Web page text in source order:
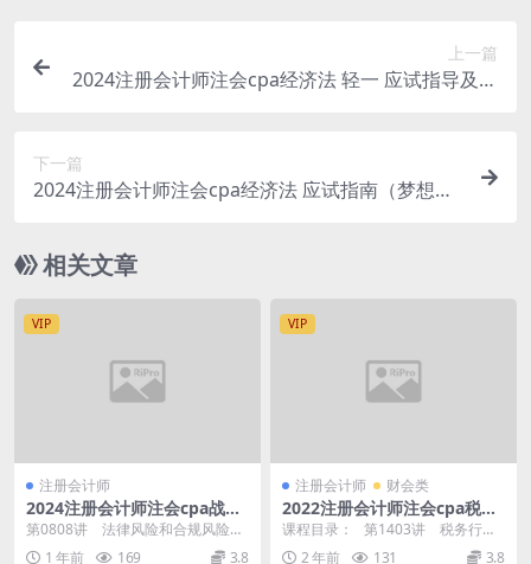
上一篇
2024注册会计师注会cpa经济法 轻一 应试指导及经
下一篇
2024注册会计师注会cpa经济法 应试指南（梦想成
相关文章
VIP
注册会计师
2024注册会计师注会cpa战略
基础精讲-杨波
第0808讲 法律风险和合规风险与
应对.mp4 第0807讲 业务外包、
1 年前 169 3.8
VIP
注册会计师 财会类
2022注册会计师注会cpa税法
基础精讲班-奚卫华
课程目录： 第1403讲 税务行政
复议证据、审查和决定、和解与调
2 年前 131 3.8